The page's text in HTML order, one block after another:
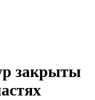
закрыты